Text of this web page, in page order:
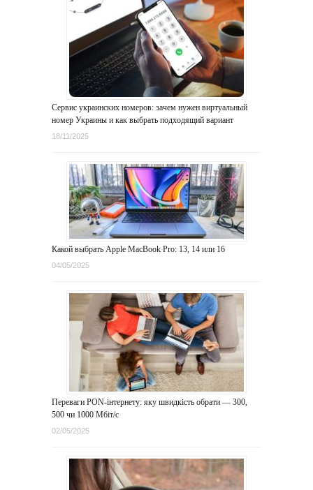
Сервис украинских номеров: зачем нужен виртуальный
номер Украины и как выбрать подходящий вариант
18/11/2025
Какой выбрать Apple MacBook Pro: 13, 14 или 16
04/05/2025
Переваги PON-інтернету: яку швидкість обрати — 300,
500 чи 1000 Мбіт/с
02/05/2025